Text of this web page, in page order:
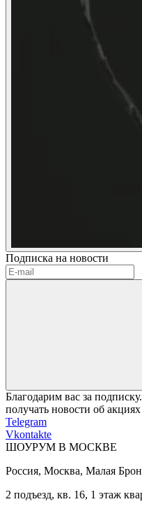
Подписка на новости
Благодарим вас за
получать новости об
Telegram
Vkontakte
ШОУРУМ В МОСКВЕ
Россия, Москва, Малая
2 подъезд, кв. 16, 1 этаж